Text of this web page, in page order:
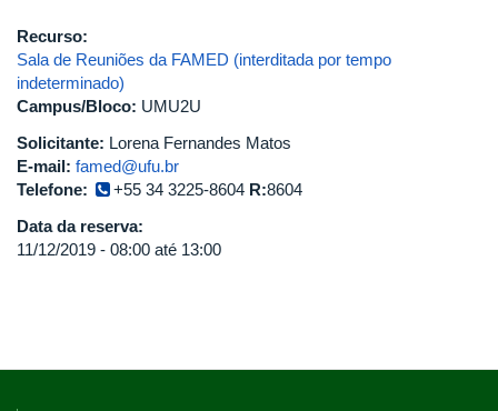
Recurso:
Sala de Reuniões da FAMED (interditada por tempo
indeterminado)
Campus/Bloco: UMU2U
Solicitante: Lorena Fernandes Matos
E-mail: famed@ufu.br
Telefone:
+55 34 3225-8604 R:8604
Data da reserva:
11/12/2019 - 08:00 até 13:00